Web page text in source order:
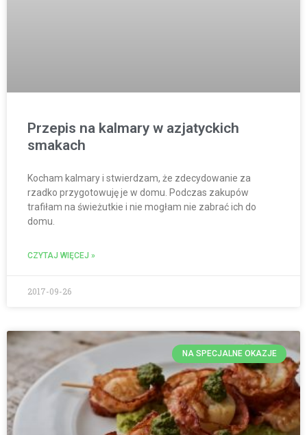
Przepis na kalmary w azjatyckich
smakach
Kocham kalmary i stwierdzam, że zdecydowanie za
rzadko przygotowuję je w domu. Podczas zakupów
trafiłam na świeżutkie i nie mogłam nie zabrać ich do
domu.
CZYTAJ WIĘCEJ »
2017-09-26
NA SPECJALNE OKAZJE